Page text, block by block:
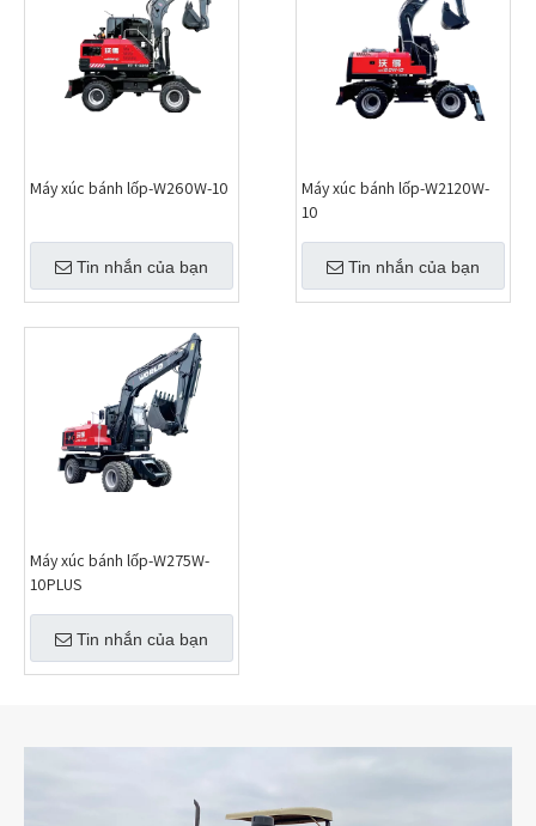
Máy xúc bánh lốp-W260W-10
Tin nhắn của bạn
Máy xúc bánh lốp-W2120W-
10
Tin nhắn của bạn
Máy xúc bánh lốp-W275W-
10PLUS
Tin nhắn của bạn